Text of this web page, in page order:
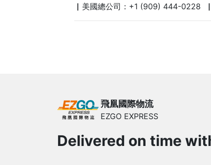
▏美國總公司：+1 (909) 444-0228
飛凰國際物流
EZGO EXPRESS
Delivered on time